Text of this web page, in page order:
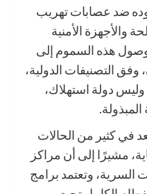
ضد عصابات تهريب
والأجهزة الأمنية
هذه السموم إلى
وفق التصنيفات الدولية،
وليس دولة استهلاك،
المبذولة.
في كثير من الحالات
مشيرًا إلى أن مراكز
السرية، وتعتمد برامج